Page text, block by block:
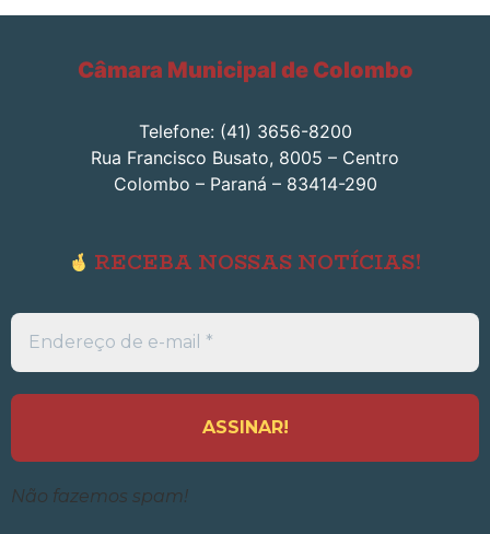
Câmara Municipal de Colombo
Telefone: (41) 3656-8200
Rua Francisco Busato, 8005 – Centro
Colombo – Paraná – 83414-290
RECEBA NOSSAS NOTÍCIAS!
Endereço
de
e-
*
Não fazemos spam!